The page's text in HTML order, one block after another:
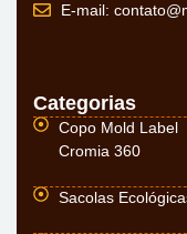
E-mail:
Categorias
Copo Mold Label
Cromia 360
Sacolas